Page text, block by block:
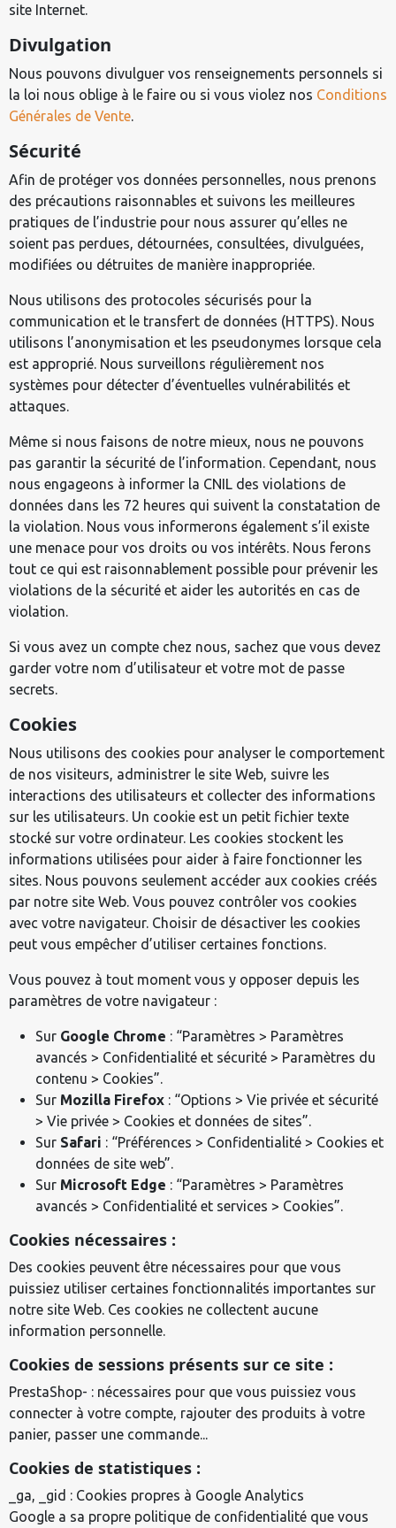
site Internet.
Divulgation
Nous pouvons divulguer vos renseignements personnels si
la loi nous oblige à le faire ou si vous violez nos Conditions
Générales de Vente
Sécurité
Afin de protéger vos données personnelles, nous prenons
des précautions raisonnables et suivons les meilleures
pratiques de l’industrie pour nous assurer qu’elles ne
soient pas perdues, détournées, consultées, divulguées,
modifiées ou détruites de manière inappropriée.
Nous utilisons des protocoles sécurisés pour la
communication et le transfert de données (HTTPS). Nous
utilisons l’anonymisation et les pseudonymes lorsque cela
est approprié. Nous surveillons régulièrement nos
systèmes pour détecter d’éventuelles vulnérabilités et
attaques.
Même si nous faisons de notre mieux, nous ne pouvons
pas garantir la sécurité de l’information. Cependant, nous
nous engageons à informer la CNIL des violations de
données dans les 72 heures qui suivent la constatation de
la violation. Nous vous informerons également s’il existe
une menace pour vos droits ou vos intérêts. Nous ferons
tout ce qui est raisonnablement possible pour prévenir les
violations de la sécurité et aider les autorités en cas de
violation.
Si vous avez un compte chez nous, sachez que vous devez
garder votre nom d’utilisateur et votre mot de passe
secrets.
Cookies
Nous utilisons des cookies pour analyser le comportement
de nos visiteurs, administrer le site Web, suivre les
interactions des utilisateurs et collecter des informations
sur les utilisateurs. Un cookie est un petit fichier texte
stocké sur votre ordinateur. Les cookies stockent les
informations utilisées pour aider à faire fonctionner les
sites. Nous pouvons seulement accéder aux cookies créés
par notre site Web. Vous pouvez contrôler vos cookies
avec votre navigateur. Choisir de désactiver les cookies
peut vous empêcher d’utiliser certaines fonctions.
Vous pouvez à tout moment vous y opposer depuis les
paramètres de votre navigateur :
Sur Google Chrome : “Paramètres > Paramètres
avancés > Confidentialité et sécurité > Paramètres du
contenu > Cookies”.
Sur Mozilla Firefox : “Options > Vie privée et sécurité
> Vie privée > Cookies et données de sites”.
Sur Safari : “Préférences > Confidentialité > Cookies et
données de site web”.
Sur Microsoft Edge : “Paramètres > Paramètres
avancés > Confidentialité et services > Cookies”.
Cookies nécessaires :
Des cookies peuvent être nécessaires pour que vous
puissiez utiliser certaines fonctionnalités importantes sur
notre site Web. Ces cookies ne collectent aucune
information personnelle.
Cookies de sessions présents sur ce site :
PrestaShop- : nécessaires pour que vous puissiez vous
connecter à votre compte, rajouter des produits à votre
panier, passer une commande...
Cookies de statistiques :
_ga, _gid : Cookies propres à Google Analytics
Google a sa propre politique de confidentialité que vous